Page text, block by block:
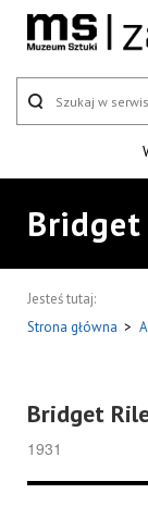
Jesteś tutaj:
Strona główna >
Bridget
1931